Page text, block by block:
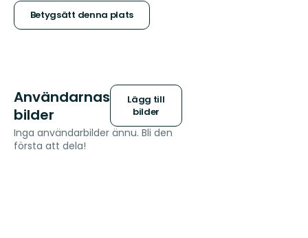
stjärnor
Betygsätt denna plats
Användarnas
bilder
Lägg till
bilder
Inga användarbilder ännu. Bli den
första att dela!